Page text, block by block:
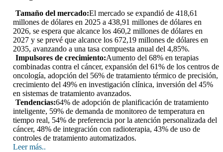
Tamaño del mercado:El mercado se expandió de 418,61
millones de dólares en 2025 a 438,91 millones de dólares en
2026, se espera que alcance los 460,2 millones de dólares en
2027 y se prevé que alcance los 672,19 millones de dólares en
2035, avanzando a una tasa compuesta anual del 4,85%.
Impulsores de crecimiento:Aumento del 68% en terapias
combinadas contra el cáncer, expansión del 61% de los centros de
oncología, adopción del 56% de tratamiento térmico de precisión,
crecimiento del 49% en investigación clínica, inversión del 45%
en sistemas de tratamiento avanzados.
Tendencias:64% de adopción de planificación de tratamiento
inteligente, 59% de demanda de monitoreo de temperatura en
tiempo real, 54% de preferencia por la atención personalizada del
cáncer, 48% de integración con radioterapia, 43% de uso de
controles de tratamiento automatizados.
Leer más..